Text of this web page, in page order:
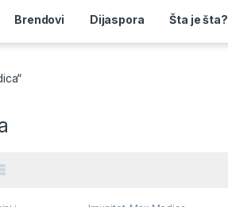
Brendovi Dijaspora Šta je šta?